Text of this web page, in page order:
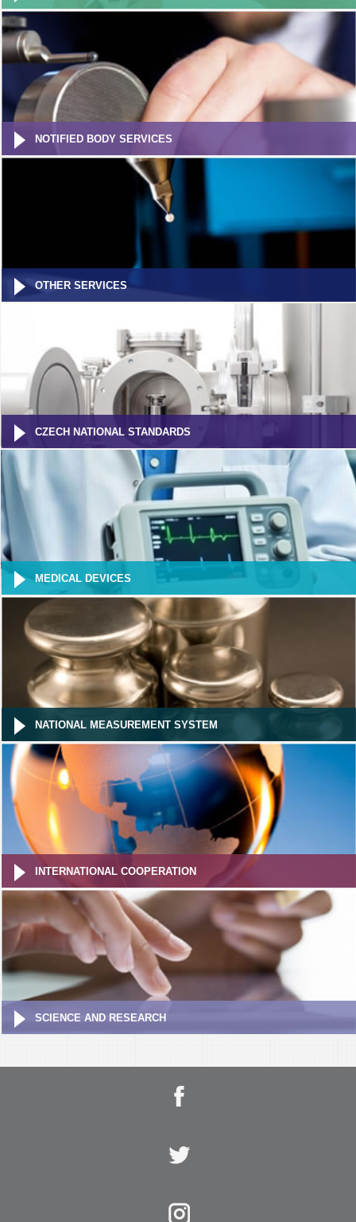
NOTIFIED BODY SERVICES
OTHER SERVICES
CZECH NATIONAL STANDARDS
MEDICAL DEVICES
NATIONAL MEASUREMENT SYSTEM
INTERNATIONAL COOPERATION
SCIENCE AND RESEARCH